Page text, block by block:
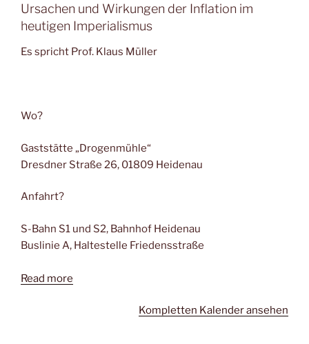
Ursachen und Wirkungen der Inflation im
heutigen Imperialismus
Es spricht Prof. Klaus Müller
Wo?
Gaststätte „Drogenmühle“
Dresdner Straße 26, 01809 Heidenau
Anfahrt?
S-Bahn S1 und S2, Bahnhof Heidenau
Buslinie A, Haltestelle Friedensstraße
Read more
Kompletten Kalender ansehen